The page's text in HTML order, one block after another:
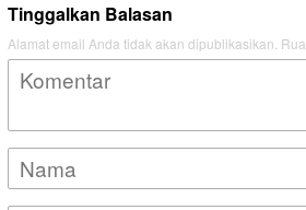
Tinggalkan Balasan
Alamat email Anda tidak akan dipublikasikan.